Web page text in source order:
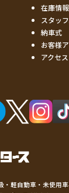
在庫情報
スタッ
納車式
お客様
アクセス
・軽自動車・未使用